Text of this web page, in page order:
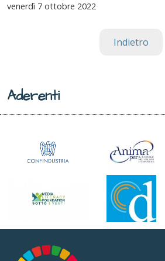
venerdì 7 ottobre 2022
Indietro
Aderenti